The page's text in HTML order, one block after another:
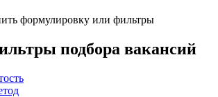
формулировку или фильтры
подбора вакансий